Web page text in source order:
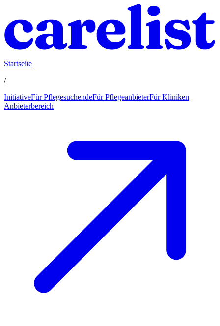
Startseite
/
InitiativeFür PflegesuchendeFür PflegeanbieterFür Kliniken
Anbieterbereich